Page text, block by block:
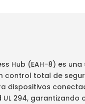
Hub (EAH-8) es
total de
dispositivos
294,